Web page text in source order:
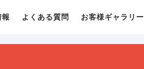
よくある質問 お客様ギャラリー